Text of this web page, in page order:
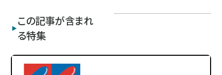
この記事が含まれ
る特集